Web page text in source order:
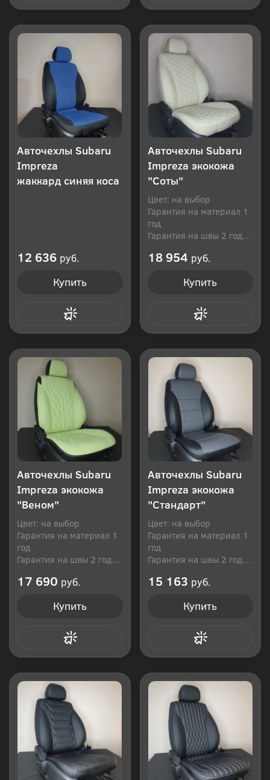
Авточехлы Subaru
Impreza
жаккард синяя коса
12 636 руб.
Купить
Авточехлы Subaru
Impreza экокожа
"Соты"
Цвет: на выбор
Гарантия на материал 1
год
Гарантия на швы 2 года
18 954 руб.
Купить
Авточехлы Subaru
Impreza экокожа
"Веном"
Цвет: на выбор
Гарантия на материал 1
год
Гарантия на швы 2 года
17 690 руб.
Купить
Авточехлы Subaru
Impreza экокожа
"Стандарт"
Цвет: на выбор
Гарантия на материал 1
год
Гарантия на швы 2 года
15 163 руб.
Купить